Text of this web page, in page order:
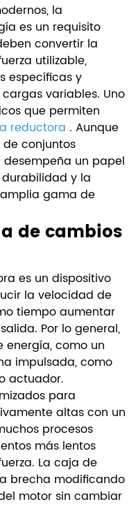
la
es un requisito
convertir la
utilizable,
específicas y
variables. Uno
que permiten
reductora . Aunque
conjuntos
un papel
y la
gama de
de cambios
es un dispositivo
la velocidad de
tiempo aumentar
Por lo general,
energía, como un
impulsada, como
actuador.
para
altas con un
procesos
más lentos
La caja de
brecha modificando
motor sin cambiar